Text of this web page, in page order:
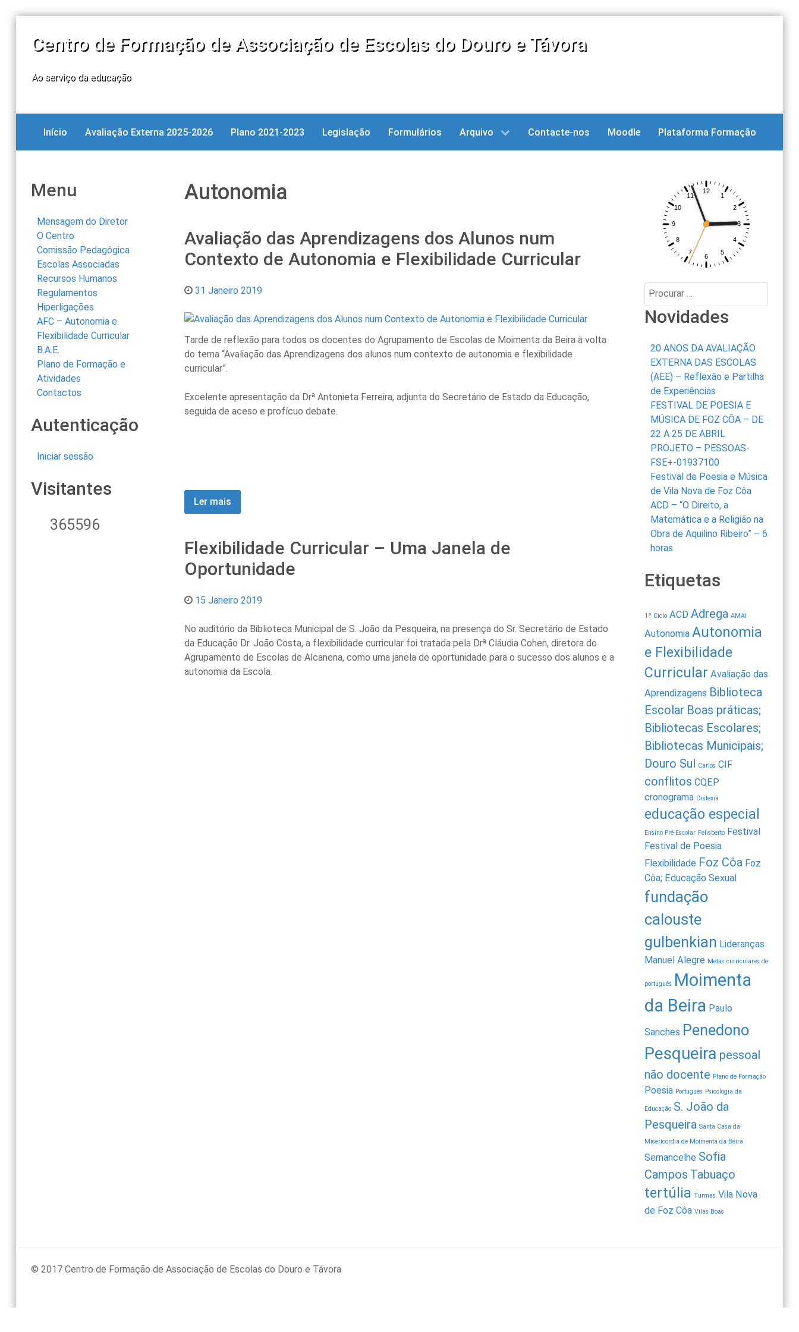
Centro de Formação de Associação de Escolas do Douro e Távora
Ao serviço da educação
Início Avaliação Externa 2025-2026 Plano 2021-2023 Legislação Formulários Arquivo Contacte-nos Moodle Plataforma Formação
Menu
Mensagem do Diretor
O Centro
Comissão Pedagógica
Escolas Associadas
Recursos Humanos
Regulamentos
Hiperligações
AFC – Autonomia e
Flexibilidade Curricular
B.A.E.
Plano de Formação e
Atividades
Contactos
Autenticação
Iniciar sessão
Visitantes
365596
Autonomia
Avaliação das Aprendizagens dos Alunos num
Contexto de Autonomia e Flexibilidade Curricular
31 Janeiro 2019
Tarde de reflexão para todos os docentes do Agrupamento de Escolas de Moimenta da Beira à volta
do tema “Avaliação das Aprendizagens dos alunos num contexto de autonomia e flexibilidade
curricular”.
Excelente apresentação da Drª Antonieta Ferreira, adjunta do Secretário de Estado da Educação,
seguida de aceso e profícuo debate.
Ler mais
Flexibilidade Curricular – Uma Janela de
Oportunidade
15 Janeiro 2019
No auditório da Biblioteca Municipal de S. João da Pesqueira, na presença do Sr. Secretário de Estado
da Educação Dr. João Costa, a flexibilidade curricular foi tratada pela Drª Cláudia Cohen, diretora do
Agrupamento de Escolas de Alcanena, como uma janela de oportunidade para o sucesso dos alunos e a
autonomia da Escola.
Procurar:
Novidades
20 ANOS DA AVALIAÇÃO
EXTERNA DAS ESCOLAS
(AEE) – Reflexão e Partilha
de Experiências
FESTIVAL DE POESIA E
MÚSICA DE FOZ CÔA – DE
22 A 25 DE ABRIL
PROJETO – PESSOAS-
FSE+-01937100
Festival de Poesia e Música
de Vila Nova de Foz Côa
ACD – “O Direito, a
Matemática e a Religião na
Obra de Aquilino Ribeiro” – 6
horas
Etiquetas
1º Ciclo ACD Adrega AMAI
Autonomia Autonomia
e Flexibilidade
Curricular Avaliação das
Aprendizagens Biblioteca
Escolar Boas práticas;
Bibliotecas Escolares;
Bibliotecas Municipais;
Douro Sul Carlos CIF
conflitos CQEP
cronograma Dislexia
educação especial
Ensino Pré-Escolar Felisberto Festival
Festival de Poesia
Flexibilidade Foz Côa Foz
Côa; Educação Sexual
fundação
calouste
gulbenkian Lideranças
Manuel Alegre Metas curriculares de
português Moimenta
da Beira Paulo
Sanches Penedono
Pesqueira pessoal
não docente Plano de Formação
Poesia Português Psicologia da
Educação S. João da
Pesqueira Santa Casa da
Misericordia de Moimenta da Beira
Sernancelhe Sofia
Campos Tabuaço
tertúlia Turmas Vila Nova
de Foz Côa Vilas Boas
© 2017 Centro de Formação de Associação de Escolas do Douro e Távora